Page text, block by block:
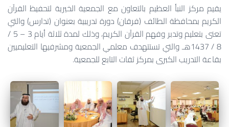
يقيم مركز النبأ العظيم بالتعاون مع الجمعية الخيرية لتحفيظ القرآن
الكريم بمحافظة الطائف (فرقان) دورة تدريبية بعنوان (تدارس) والتي
تعنى بتعليم وتدبر وفهم القرآن الكريم، وذلك لمدة ثلاثة أيام 3 – 5 /
8 / 1437هـ والتي تستتهدف معلمي الجمعية ومشرفيها التعليميين
بقاعة التدريب الكبرى بمركز ثقات التابع للجمعية.